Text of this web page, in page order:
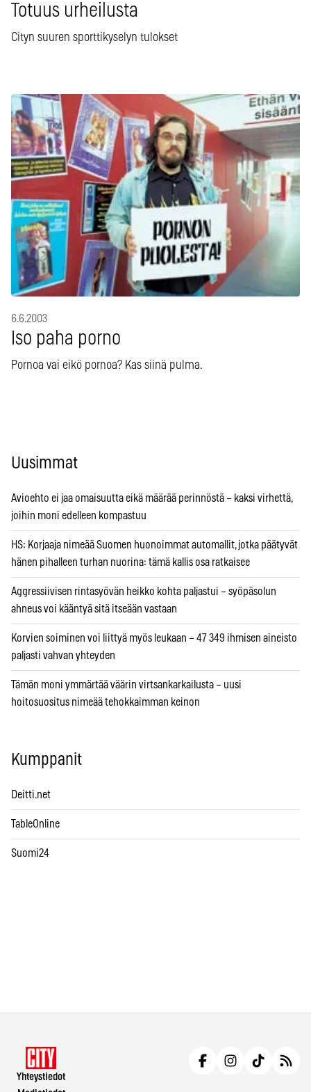
Totuus urheilusta
Cityn suuren sporttikyselyn tulokset
6.6.2003
Iso paha porno
Pornoa vai eikö pornoa? Kas siinä pulma.
Uusimmat
Avioehto ei jaa omaisuutta eikä määrää perinnöstä – kaksi virhettä,
joihin moni edelleen kompastuu
HS: Korjaaja nimeää Suomen huonoimmat automallit, jotka päätyvät
hänen pihalleen turhan nuorina: tämä kallis osa ratkaisee
Aggressiivisen rintasyövän heikko kohta paljastui – syöpäsolun
ahneus voi kääntyä sitä itseään vastaan
Korvien soiminen voi liittyä myös leukaan – 47 349 ihmisen aineisto
paljasti vahvan yhteyden
Tämän moni ymmärtää väärin virtsankarkailusta – uusi
hoitosuositus nimeää tehokkaimman keinon
Kumppanit
Deitti.net
TableOnline
Suomi24
Yhteystiedot